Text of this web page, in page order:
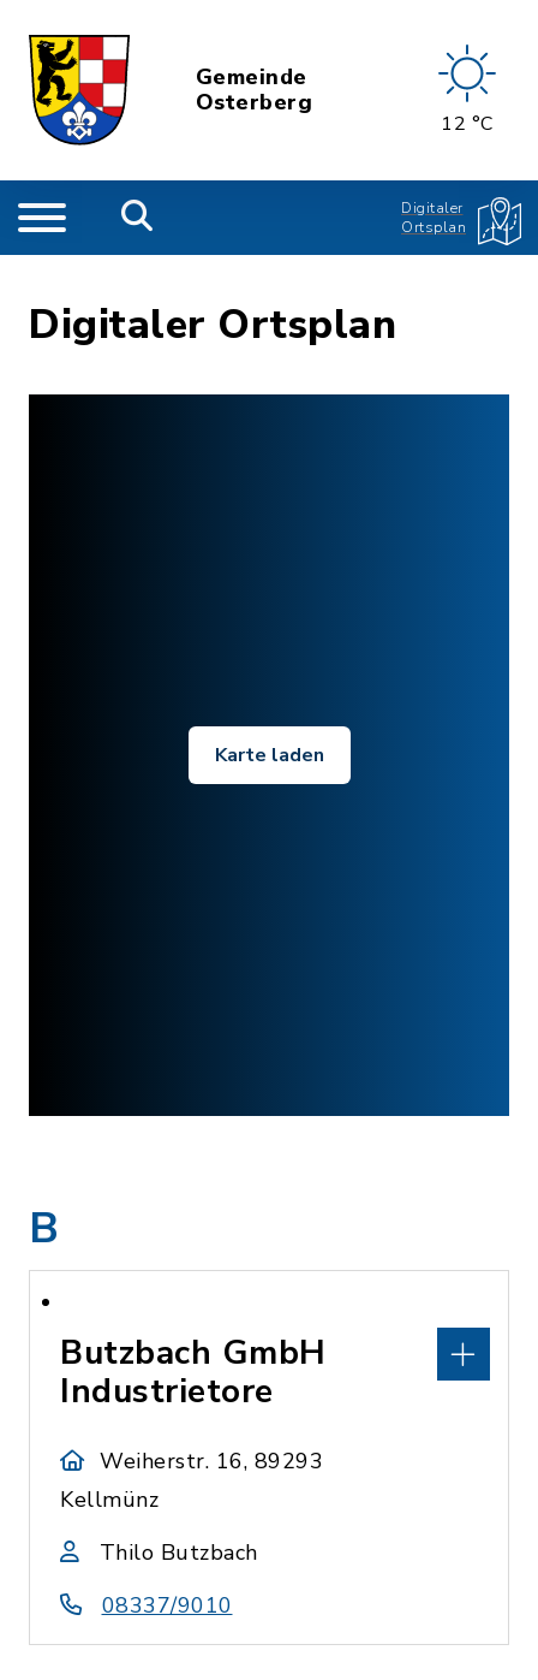
Gemeinde
Osterberg
12 °C
Digitaler
Ortsplan
Digitaler Ortsplan
Karte laden
B
Butzbach GmbH
Industrietore
Weiherstr. 16, 89293
Kellmünz
Thilo Butzbach
08337/9010